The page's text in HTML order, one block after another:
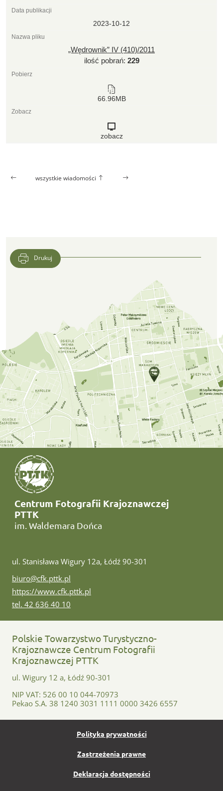
2023-10-12
„Wędrownik” IV (410)/2011
ilość pobrań: 229
66.96MB
zobacz
wszystkie wiadomości
Drukuj
Centrum Fotografii Krajoznawczej
PTTK
im. Waldemara Dońca
ul. Stanisława Wigury 12a, Łódź 90-301
e-mail:
biuro@cfk.pttk.pl
www:
https://www.cfk.pttk.pl
tel:
tel. 42 636 40 10
Polskie Towarzystwo Turystyczno-
Krajoznawcze Centrum Fotografii
Krajoznawczej PTTK
ul. Wigury 12 a, Łódź 90-301
NIP VAT: 526 00 10 044-70973
Pekao S.A. 38 1240 3031 1111 0000 3426 6557
Polityka prywatności
Zastrzeżenia prawne
Deklaracja dostępności